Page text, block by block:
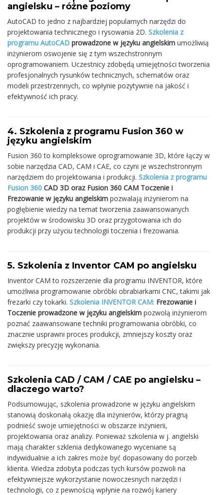
angielsku – różne poziomy
AutoCAD to jedno z najbardziej popularnych narzędzi do
projektowania technicznego i rysowania 2D. Szkolenia z
programu AutoCAD prowadzone w języku angielskim umożliwią
inżynierom oswojenie się z tym wszechstronnym
oprogramowaniem. Uczestnicy zdobędą umiejętności tworzenia
profesjonalnych rysunków technicznych, schematów oraz
modeli przestrzennych, co wpłynie pozytywnie na jakość i
efektywność ich pracy.
4. Szkolenia z programu Fusion 360 w
języku angielskim
Fusion 360 to kompleksowe oprogramowanie 3D, które łączy w
sobie narzędzia CAD, CAM i CAE, co czyni je wszechstronnym
narzędziem do projektowania i produkcji. Szkolenia z programu
Fusion 360 CAD 3D oraz Fusion 360 CAM Toczenie i
Frezowanie w języku angielskim pozwalają inżynierom na
pogłębienie wiedzy na temat tworzenia zaawansowanych
projektów w środowisku 3D oraz przygotowania ich do
produkcji przy użyciu technologii toczenia i frezowania.
5. Szkolenia z Inventor CAM po angielsku
Inventor CAM to rozszerzenie dla programu INVENTOR, które
umożliwia programowanie obróbki obrabiarkami CNC, takimi jak
frezarki czy tokarki. Szkolenia INVENTOR CAM: Frezowanie i
Toczenie prowadzone w języku angielskim pozwolą inżynierom
poznać zaawansowane techniki programowania obróbki, co
znacznie usprawni proces produkcji, zmniejszy koszty oraz
zwiększy precyzję wykonania.
Szkolenia CAD / CAM / CAE po angielsku –
dlaczego warto?
Podsumowując, szkolenia prowadzone w języku angielskim
stanowią doskonałą okazję dla inżynierów, którzy pragną
podnieść swoje umiejętności w obszarze inżynierii,
projektowania oraz analizy. Ponieważ szkolenia w j. angielski
mają charakter szklenia dedykowanego wyceniane są
indywidualnie a ich zakres może być dopasowany do porzeb
klienta. Wiedza zdobyta podczas tych kursów pozwoli na
efektywniejsze wykorzystanie nowoczesnych narzędzi i
technologii, co z pewnością wpłynie na rozwój kariery